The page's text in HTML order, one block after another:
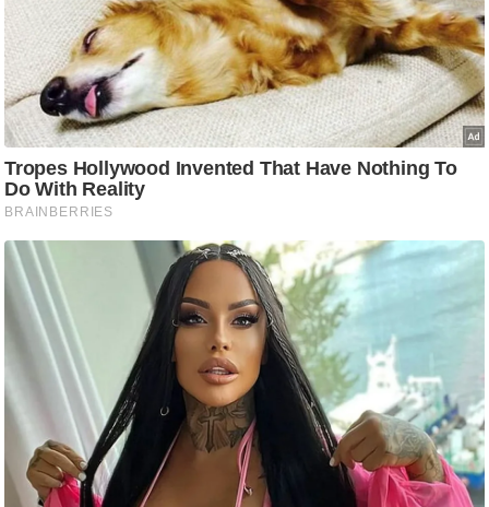
प
रा
ज
नी
ति
वि
श्ले
ण
स
म
सा
मा
तृ